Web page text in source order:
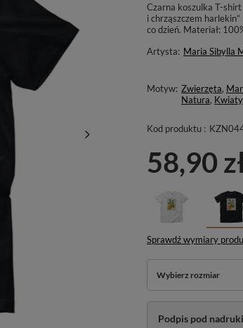
Czarna koszulka T-shirt
i chrząszczem
co dzień. Materiał:
Artysta: Maria Sibylla
Motyw: Zwierzęta,
Natura, Kwiaty,
Kod produktu :
58,90
Sprawdź wymiary
Wybierz rozmiar
Podpis pod